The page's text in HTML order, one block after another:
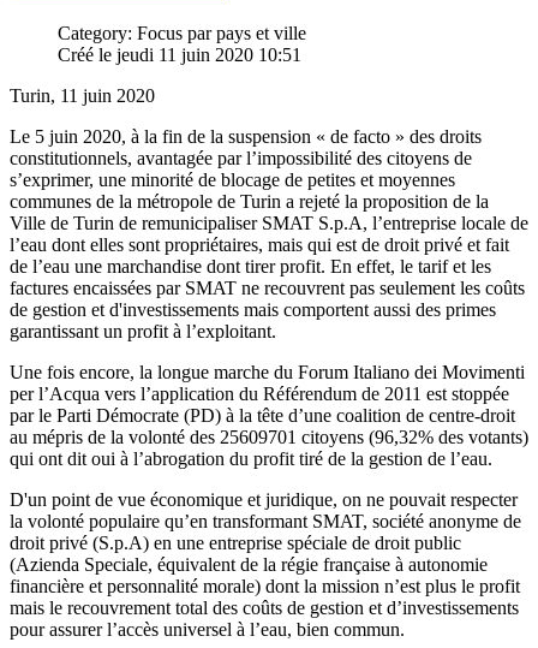
Category: Focus par pays et ville
Créé le jeudi 11 juin 2020 10:51
Turin, 11 juin 2020
Le 5 juin 2020, à la fin de la suspension « de facto » des droits
constitutionnels, avantagée par l’impossibilité des citoyens de
s’exprimer, une minorité de blocage de petites et moyennes
communes de la métropole de Turin a rejeté la proposition de la
Ville de Turin de remunicipaliser SMAT S.p.A, l’entreprise locale de
l’eau dont elles sont propriétaires, mais qui est de droit privé et fait
de l’eau une marchandise dont tirer profit. En effet, le tarif et les
factures encaissées par SMAT ne recouvrent pas seulement les coûts
de gestion et d'investissements mais comportent aussi des primes
garantissant un profit à l’exploitant.
Une fois encore, la longue marche du Forum Italiano dei Movimenti
per l’Acqua vers l’application du Référendum de 2011 est stoppée
par le Parti Démocrate (PD) à la tête d’une coalition de centre-droit
au mépris de la volonté des 25609701 citoyens (96,32% des votants)
qui ont dit oui à l’abrogation du profit tiré de la gestion de l’eau.
D'un point de vue économique et juridique, on ne pouvait respecter
la volonté populaire qu’en transformant SMAT, société anonyme de
droit privé (S.p.A) en une entreprise spéciale de droit public
(Azienda Speciale, équivalent de la régie française à autonomie
financière et personnalité morale) dont la mission n’est plus le profit
mais le recouvrement total des coûts de gestion et d’investissements
pour assurer l’accès universel à l’eau, bien commun.